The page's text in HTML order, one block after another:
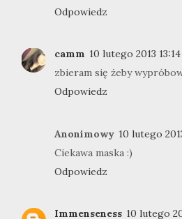
Odpowiedz
camm 10 lutego 2013 13:14
zbieram się żeby
Odpowiedz
Anonimowy 10 lutego
Ciekawa maska :)
Odpowiedz
Immenseness 10 lutego